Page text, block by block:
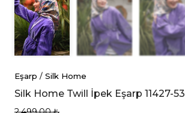
Eşarp / Silk Home
Silk Home Twill İpek Eşarp 11427-53